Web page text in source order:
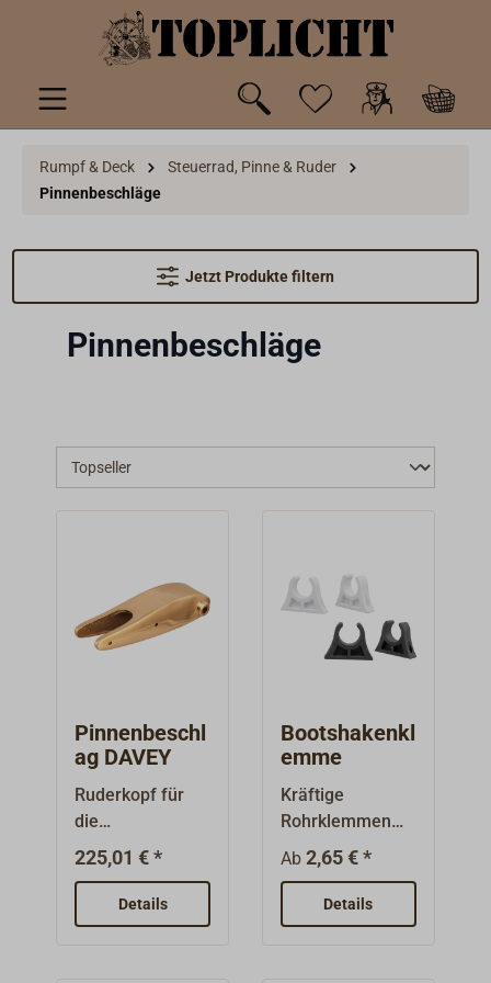
springen
Rumpf & Deck
Steuerrad, Pinne & Ruder
Pinnenbeschläge
Jetzt Produkte filtern
Pinnenbeschläge
Pinnenbeschl
ag DAVEY
Ruderkopf für
die
Klapppinne.Form
schöner,
schwerer
Pinnenbeschlag
225,01 € *
Details
Bootshakenkl
emme
Kräftige
Rohrklemmen
(weiß oder
schwarz) aus
Weichkunstoff
die sich als
Ab 2,65 € *
Details